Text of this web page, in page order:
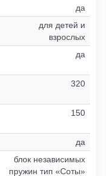
да
для детей и
взрослых
да
320
150
да
блок независимых
пружин тип «Соты»